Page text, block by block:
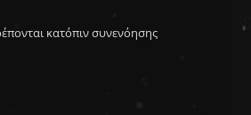
κατόπιν συνενόησης